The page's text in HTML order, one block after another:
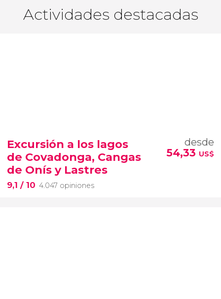
Actividades destacadas
Excursión a los lagos
de Covadonga, Cangas
de Onís y Lastres
9,1 / 10 4.047 opiniones
desde
54,33 US$